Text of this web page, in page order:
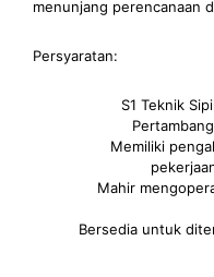
menunjang perencanaan
Persyaratan:
S1 Teknik
Memiliki
Mahir
Bersedia untuk